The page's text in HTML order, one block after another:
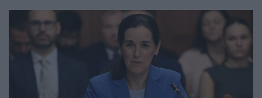
kamatvágását.